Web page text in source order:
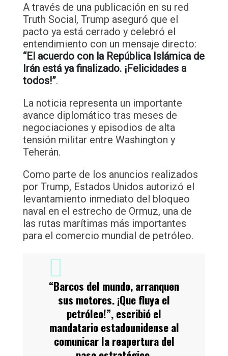
A través de una publicación en su red
Truth Social, Trump aseguró que el
pacto ya está cerrado y celebró el
entendimiento con un mensaje directo:
“El acuerdo con la República Islámica de
Irán está ya finalizado. ¡Felicidades a
todos!”.
La noticia representa un importante
avance diplomático tras meses de
negociaciones y episodios de alta
tensión militar entre Washington y
Teherán.
Como parte de los anuncios realizados
por Trump, Estados Unidos autorizó el
levantamiento inmediato del bloqueo
naval en el estrecho de Ormuz, una de
las rutas marítimas más importantes
para el comercio mundial de petróleo.
“Barcos del mundo, arranquen
sus motores. ¡Que fluya el
petróleo!”, escribió el
mandatario estadounidense al
comunicar la reapertura del